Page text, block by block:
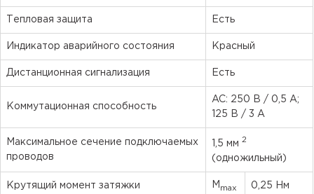
Тепловая защита Есть
Индикатор аварийного состояния Красный
Дистанционная сигнализация Есть
Коммутационная способность
AC: 250 В / 0,5 А;
125 В / 3 А
Максимальное сечение подключаемых
проводов
1,5 мм 2
(одножильный)
Крутящий момент затяжки M max 0,25 Нм